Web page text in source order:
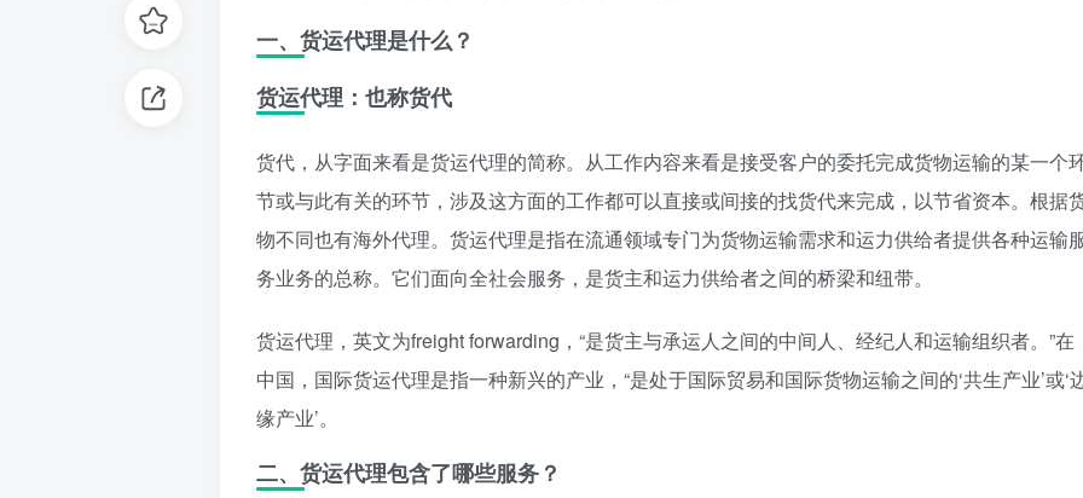
一、货运代理是什么？
货运代理：也称货代
货代，从字面来看是货运代理的简称。从工作内容来看是接受客户的委托完成货物运输的某一个
节或与此有关的环节，涉及这方面的工作都可以直接或间接的找货代来完成，以节省资本。根据
物不同也有海外代理。货运代理是指在流通领域专门为货物运输需求和运力供给者提供各种运输
务业务的总称。它们面向全社会服务，是货主和运力供给者之间的桥梁和纽带。
货运代理，英文为freight forwarding，“是货主与承运人之间的中间人、经纪人和运输组织者。”在
中国，国际货运代理是指一种新兴的产业，“是处于国际贸易和国际货物运输之间的‘共生产业’或‘
缘产业’。
二、货运代理包含了哪些服务？